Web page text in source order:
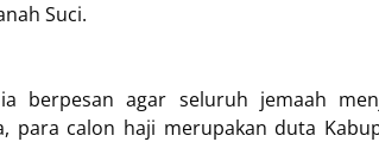
Suci.
berpesan agar seluruh jemaah
para calon haji merupakan duta